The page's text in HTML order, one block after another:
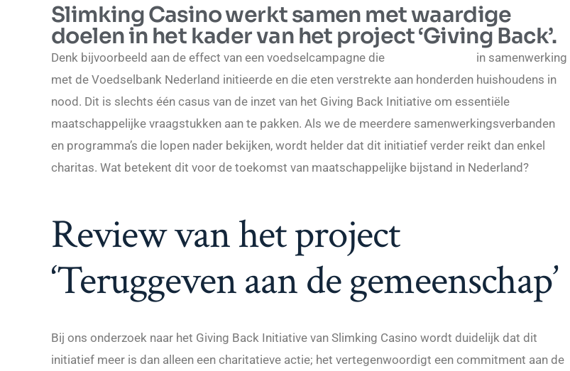
Slimking Casino werkt samen met waardige
doelen in het kader van het project ‘Giving Back’.
Denk bijvoorbeeld aan de effect van een voedselcampagne die
in samenwerking
met de Voedselbank Nederland initieerde en die eten verstrekte aan honderden huishoudens in
nood. Dit is slechts één casus van de inzet van het Giving Back Initiative om essentiële
maatschappelijke vraagstukken aan te pakken. Als we de meerdere samenwerkingsverbanden
en programma’s die lopen nader bekijken, wordt helder dat dit initiatief verder reikt dan enkel
charitas. Wat betekent dit voor de toekomst van maatschappelijke bijstand in Nederland?
Review van het project
‘Teruggeven aan de gemeenschap’
Bij ons onderzoek naar het Giving Back Initiative van Slimking Casino wordt duidelijk dat dit
initiatief meer is dan alleen een charitatieve actie; het vertegenwoordigt een commitment aan de